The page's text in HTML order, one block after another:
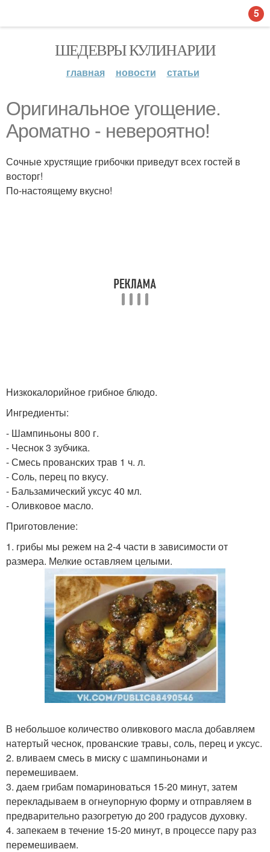
ШЕДЕВРЫ КУЛИНАРИИ
главная новости статьи
Оригинальное угощение.
Ароматно - невероятно!
Сочные хрустящие грибочки приведут всех гостей в
восторг!
По-настоящему вкусно!
Низкокалорийное грибное блюдо.
Ингредиенты:
- Шампиньоны 800 г.
- Чеснок 3 зубчика.
- Смесь прованских трав 1 ч. л.
- Соль, перец по вкусу.
- Бальзамический уксус 40 мл.
- Оливковое масло.
Приготовление:
1. грибы мы режем на 2-4 части в зависимости от
размера. Мелкие оставляем целыми.
В небольшое количество оливкового масла добавляем
натертый чеснок, прованские травы, соль, перец и уксус.
2. вливаем смесь в миску с шампиньонами и
перемешиваем.
3. даем грибам помариноваться 15-20 минут, затем
перекладываем в огнеупорную форму и отправляем в
предварительно разогретую до 200 градусов духовку.
4. запекаем в течение 15-20 минут, в процессе пару раз
перемешиваем.
5